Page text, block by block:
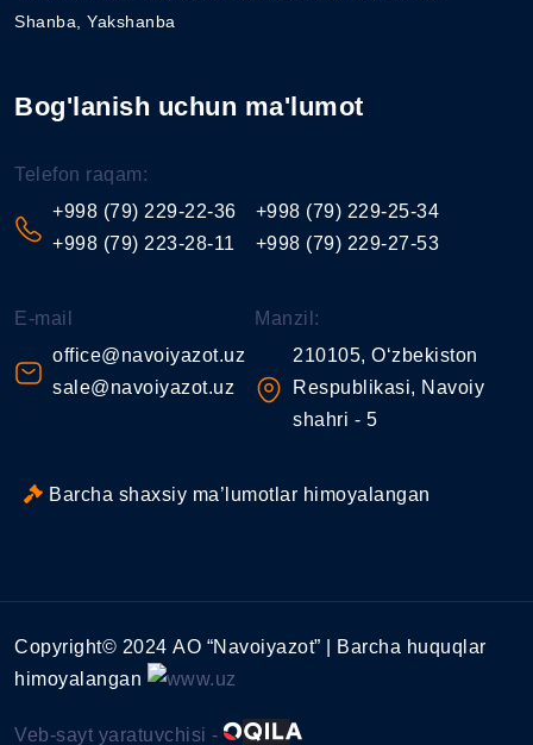
Shanba, Yakshanba
Bog'lanish uchun ma'lumot
Telefon raqam:
+998 (79) 229-22-36
+998 (79) 223-28-11
+998 (79) 229-25-34
+998 (79) 229-27-53
E-mail
office@navoiyazot.uz
sale@navoiyazot.uz
Manzil:
210105, O‘zbekiston
Respublikasi, Navoiy
shahri - 5
Barcha shaxsiy ma’lumotlar himoyalangan
Copyright© 2024 АО “Navoiyazot” | Barcha huquqlar
himoyalangan
Veb-sayt yaratuvchisi -